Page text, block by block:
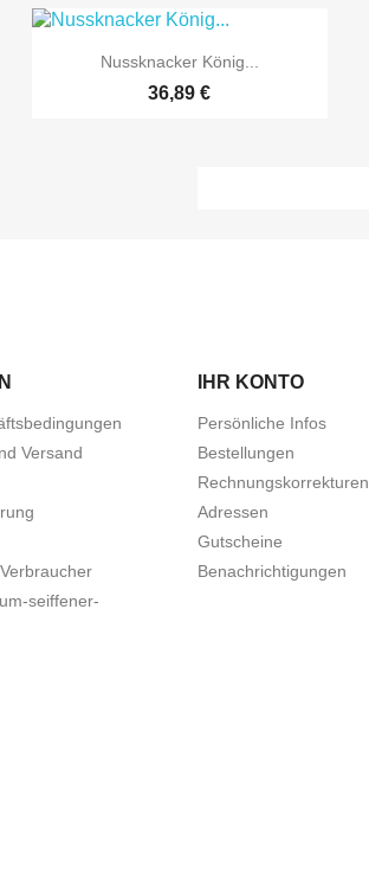
 Vorschau
Nussknacker König...
36,89 €
Versand
seiffener-
IHR KONTO
Persönliche Infos
Bestellungen
Rechnungskorrekturen
Adressen
Gutscheine
Benachrichtigungen